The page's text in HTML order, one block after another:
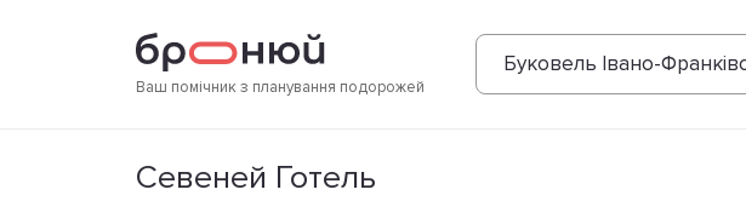
Ваш помічник з планування подорожей
Буковель Івано-
Фотографії Зручності Розташування
Севеней Готель